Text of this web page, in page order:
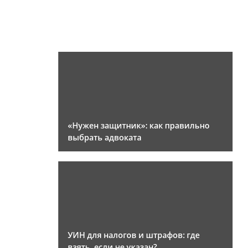
«Нужен защитник»: как правильно
выбрать адвоката
УИН для налогов и штрафов: где